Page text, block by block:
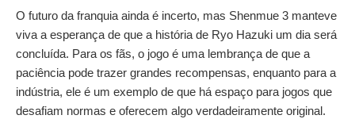
O futuro da franquia ainda é incerto, mas Shenmue 3 manteve
viva a esperança de que a história de Ryo Hazuki um dia será
concluída. Para os fãs, o jogo é uma lembrança de que a
paciência pode trazer grandes recompensas, enquanto para a
indústria, ele é um exemplo de que há espaço para jogos que
desafiam normas e oferecem algo verdadeiramente original.